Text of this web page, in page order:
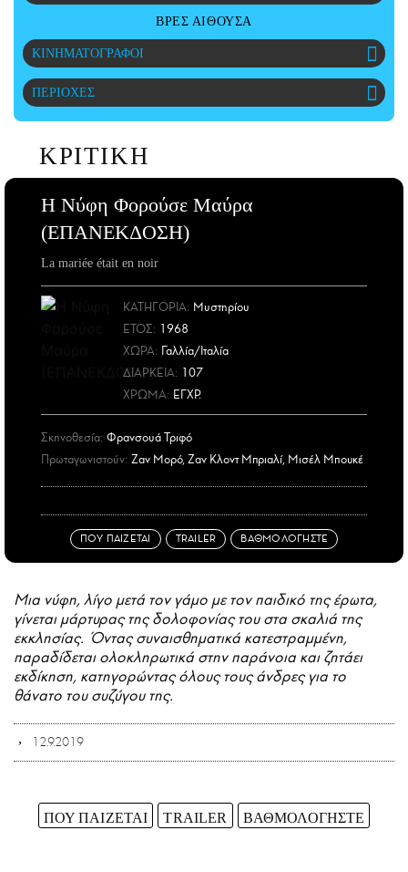
ΑΜΠΑ
PRINT
ΒΡΕΣ ΑΙΘΟΥΣΑ
ΚΙΝΗΜΑΤΟΓΡΑΦΟΙ
ΠΕΡΙΟΧΕΣ
ΚΡΙΤΙΚΗ
Η Νύφη Φορούσε Μαύρα
(ΕΠΑΝΕΚΔΟΣΗ)
La mariée était en noir
ΚΑΤΗΓΟΡΙΑ: Μυστηρίου
ΕΤΟΣ: 1968
ΧΩΡΑ: Γαλλία/Ιταλία
ΔΙΑΡΚΕΙΑ: 107
ΧΡΩΜΑ: ΕΓΧΡ.
Σκηνοθεσία: Φρανσουά Τριφό
Πρωταγωνιστούν: Ζαν Μορό, Ζαν Κλοντ Μπριαλί, Μισέλ Μπουκέ
ΠΟΥ ΠΑΙΖΕΤΑΙ TRAILER ΒΑΘΜΟΛΟΓΗΣΤΕ
Μια νύφη, λίγο μετά τον γάμο με τον παιδικό της έρωτα,
γίνεται μάρτυρας της δολοφονίας του στα σκαλιά της
εκκλησίας. Όντας συναισθηματικά κατεστραμμένη,
παραδίδεται ολοκληρωτικά στην παράνοια και ζητάει
εκδίκηση, κατηγορώντας όλους τους άνδρες για το
θάνατο του συζύγου της.
12.9.2019
ΠΟΥ ΠΑΙΖΕΤΑΙ TRAILER ΒΑΘΜΟΛΟΓΗΣΤΕ